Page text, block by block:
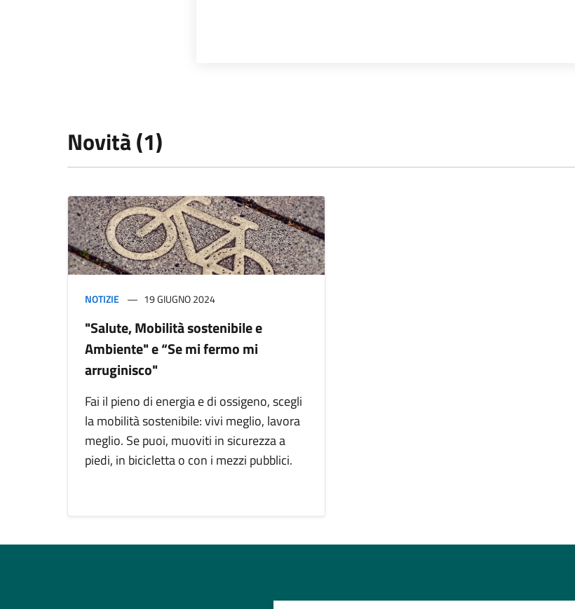
Novità (1)
NOTIZIE 19 GIUGNO 2024
"Salute, Mobilità sostenibile e
Ambiente" e “Se mi fermo mi
arruginisco"
Fai il pieno di energia e di ossigeno, scegli
la mobilità sostenibile: vivi meglio, lavora
meglio. Se puoi, muoviti in sicurezza a
piedi, in bicicletta o con i mezzi pubblici.